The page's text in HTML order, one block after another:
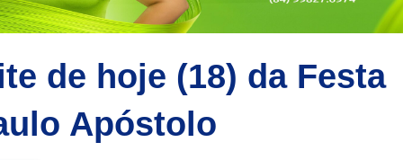
de hoje (18) da Festa
Apóstolo